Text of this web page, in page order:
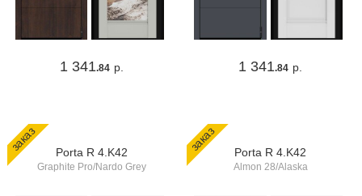
1 341.84 р. 1 341.84 р.
заказ Porta R 4.K42
Graphite Pro/Nardo Grey
заказ Porta R 4.K42
Almon 28/Alaska